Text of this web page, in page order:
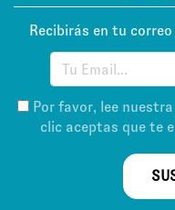
Recibirás en tu
Por favor, lee nuestra
clic aceptas que te